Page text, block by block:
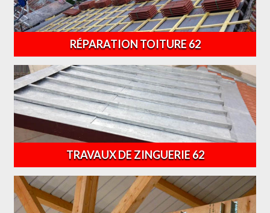
RÉPARATION TOITURE 62
TRAVAUX DE ZINGUERIE 62